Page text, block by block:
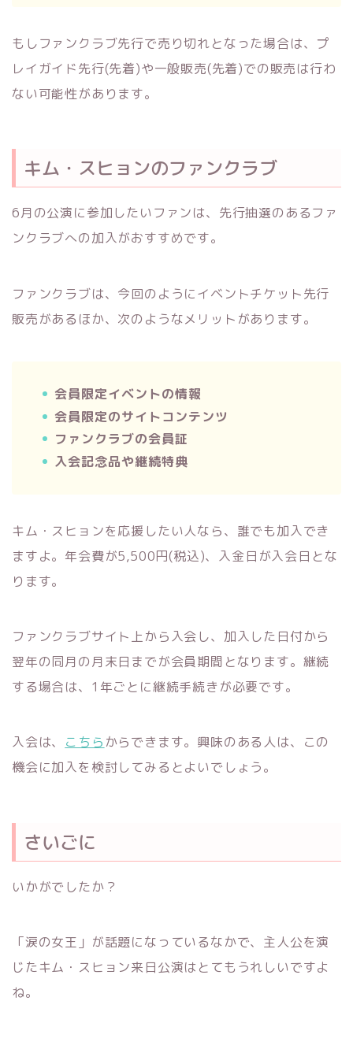
もしファンクラブ先行で売り切れとなった場合は、プ
レイガイド先行(先着)や一般販売(先着)での販売は行わ
ない可能性があります。
キム・スヒョンのファンクラブ
6月の公演に参加したいファンは、先行抽選のあるファ
ンクラブへの加入がおすすめです。
ファンクラブは、今回のようにイベントチケット先行
販売があるほか、次のようなメリットがあります。
会員限定イベントの情報
会員限定のサイトコンテンツ
ファンクラブの会員証
入会記念品や継続特典
キム・スヒョンを応援したい人なら、誰でも加入でき
ますよ。年会費が5,500円(税込)、入金日が入会日とな
ります。
ファンクラブサイト上から入会し、加入した日付から
翌年の同月の月末日までが会員期間となります。継続
する場合は、1年ごとに継続手続きが必要です。
入会は、 こちら からできます。興味のある人は、この
機会に加入を検討してみるとよいでしょう。
さいごに
いかがでしたか？
「涙の女王」が話題になっているなかで、主人公を演
じたキム・スヒョン来日公演はとてもうれしいですよ
ね。